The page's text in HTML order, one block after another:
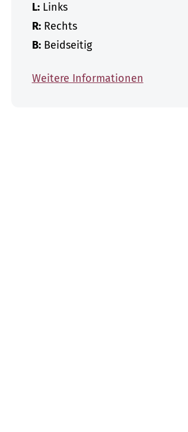
L:Links
R:Rechts
B:Beidseitig
Weitere Informationen